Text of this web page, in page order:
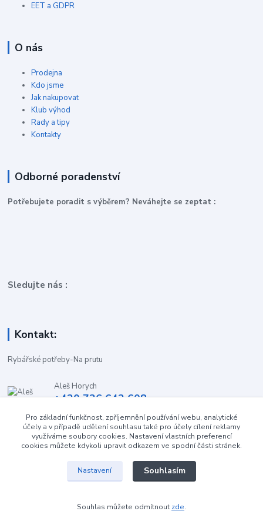
EET a GDPR
O nás
Prodejna
Kdo jsme
Jak nakupovat
Klub výhod
Rady a tipy
Kontakty
Odborné poradenství
Potřebujete poradit s výběrem? Neváhejte se zeptat :
Sledujte nás :
Kontakt:
Rybářské potřeby-Na prutu
Aleš Horych
+420 736 642 608
obchod-naprutu@seznam.cz
Pro základní funkčnost, zpříjemnění používání webu, analytické
účely a v případě udělení souhlasu také pro účely cílení reklamy
využíváme soubory cookies. Nastavení vlastních preferencí
cookies můžete kdykoli upravit odkazem ve spodní části stránek.
Nastavení Souhlasím
Souhlas můžete odmítnout zde.